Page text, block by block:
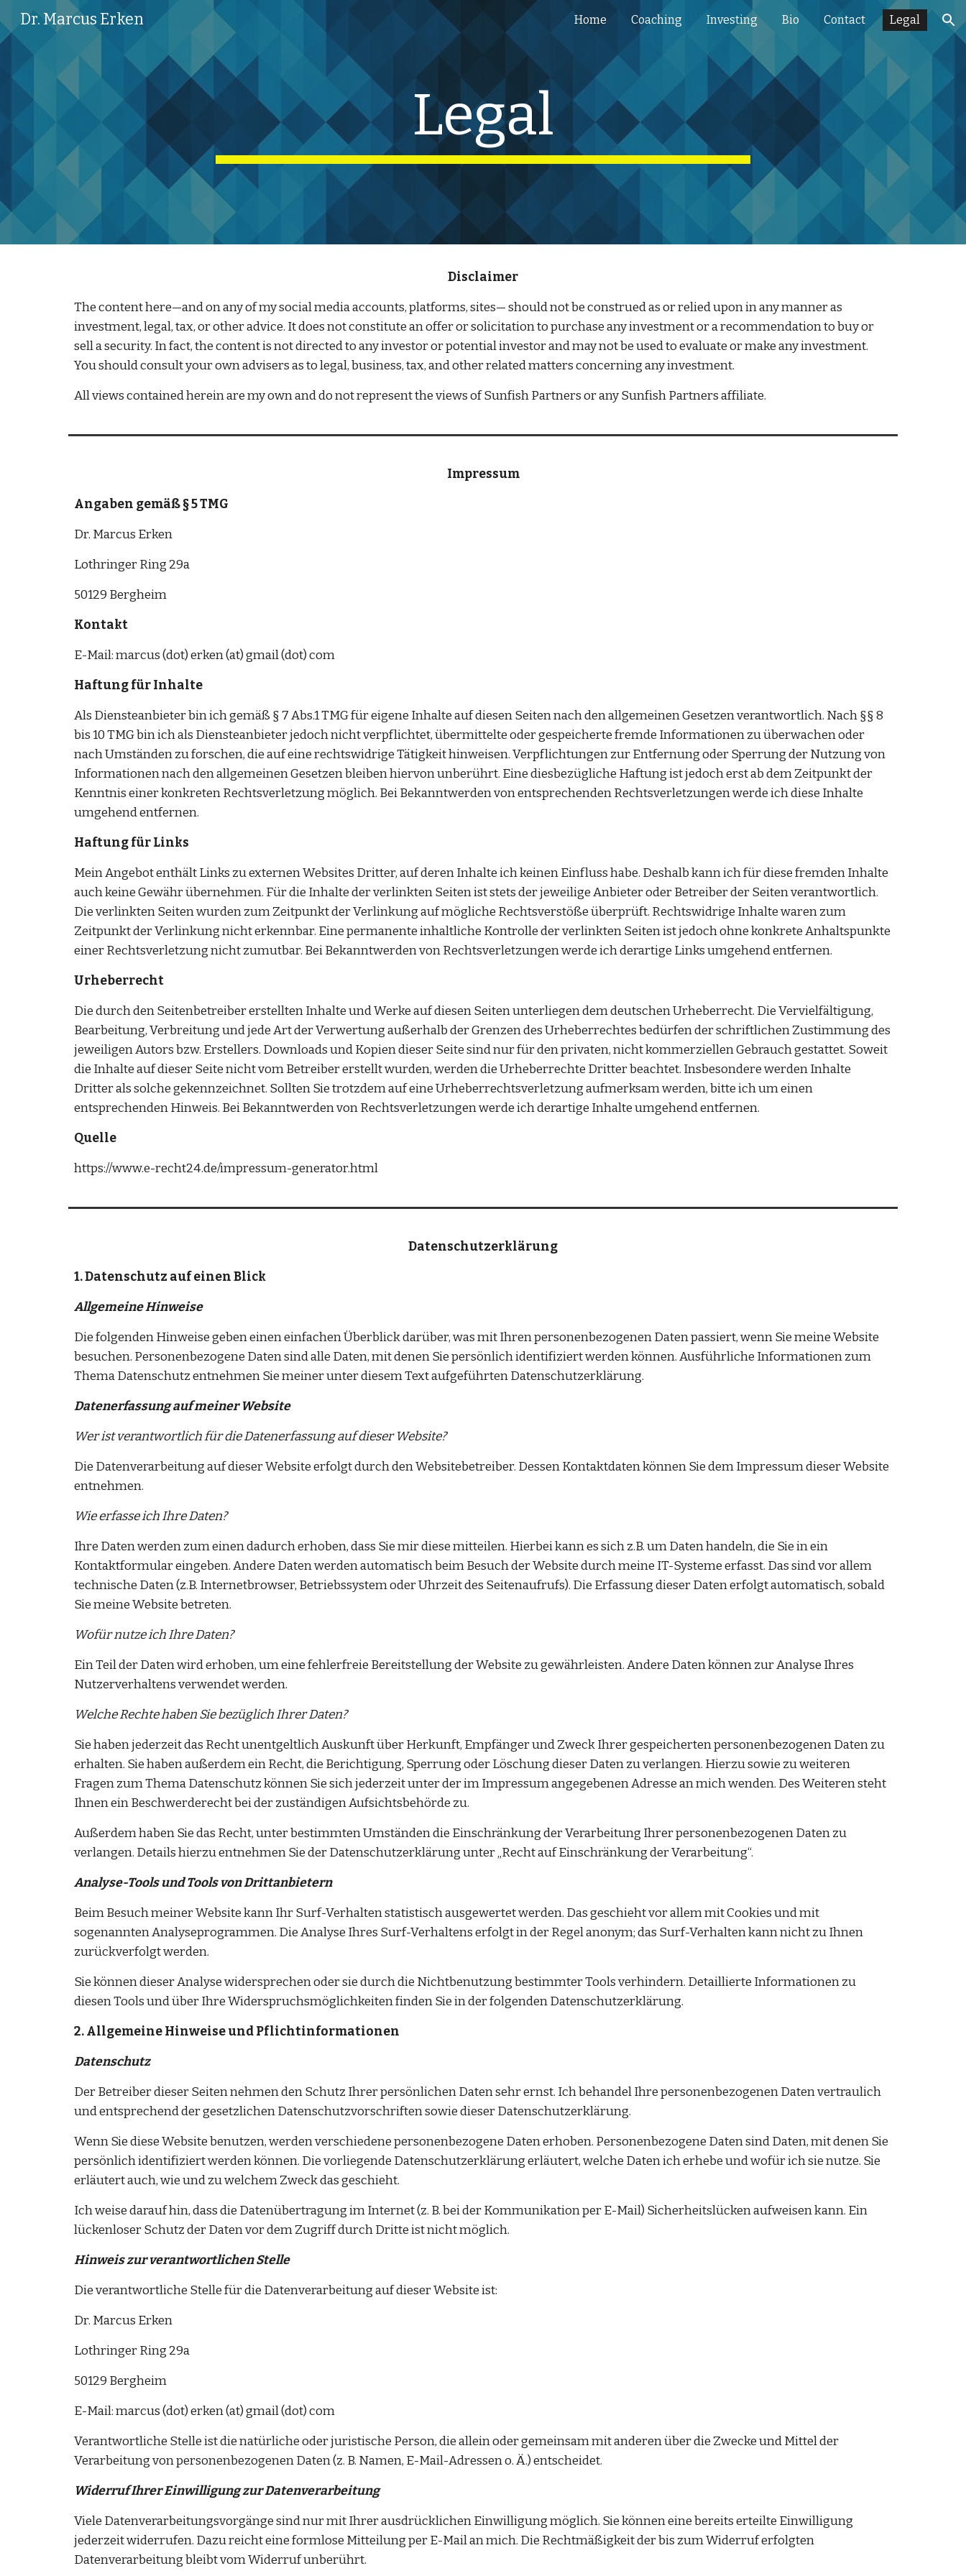
Skip to navigation
Dr. Marcus Erken Home Coaching Investing Bio Contact Legal
Legal
Disclaimer
The content here—and on any of my social media accounts, platforms, sites— should not be construed as or relied upon in any manner as
investment, legal, tax, or other advice. It does not constitute an offer or solicitation to purchase any investment or a recommendation to buy or
sell a security. In fact, the content is not directed to any investor or potential investor and may not be used to evaluate or make any investment.
You should consult your own advisers as to legal, business, tax, and other related matters concerning any investment.
All views contained herein are my own and do not represent the views of Sunfish Partners or any Sunfish Partners affiliate.
Impressum
Angaben gemäß § 5 TMG
Dr. Marcus Erken
Lothringer Ring 29a
50129 Bergheim
Kontakt
E-Mail: marcus (dot) erken (at) gmail (dot) com
Haftung für Inhalte
Als Diensteanbieter bin ich gemäß § 7 Abs.1 TMG für eigene Inhalte auf diesen Seiten nach den allgemeinen Gesetzen verantwortlich. Nach §§ 8
bis 10 TMG bin ich als Diensteanbieter jedoch nicht verpflichtet, übermittelte oder gespeicherte fremde Informationen zu überwachen oder
nach Umständen zu forschen, die auf eine rechtswidrige Tätigkeit hinweisen. Verpflichtungen zur Entfernung oder Sperrung der Nutzung von
Informationen nach den allgemeinen Gesetzen bleiben hiervon unberührt. Eine diesbezügliche Haftung ist jedoch erst ab dem Zeitpunkt der
Kenntnis einer konkreten Rechtsverletzung möglich. Bei Bekanntwerden von entsprechenden Rechtsverletzungen werde ich diese Inhalte
umgehend entfernen.
Haftung für Links
Mein Angebot enthält Links zu externen Websites Dritter, auf deren Inhalte ich keinen Einfluss habe. Deshalb kann ich für diese fremden Inhalte
auch keine Gewähr übernehmen. Für die Inhalte der verlinkten Seiten ist stets der jeweilige Anbieter oder Betreiber der Seiten verantwortlich.
Die verlinkten Seiten wurden zum Zeitpunkt der Verlinkung auf mögliche Rechtsverstöße überprüft. Rechtswidrige Inhalte waren zum
Zeitpunkt der Verlinkung nicht erkennbar. Eine permanente inhaltliche Kontrolle der verlinkten Seiten ist jedoch ohne konkrete Anhaltspunkte
einer Rechtsverletzung nicht zumutbar. Bei Bekanntwerden von Rechtsverletzungen werde ich derartige Links umgehend entfernen.
Urheberrecht
Die durch den Seitenbetreiber erstellten Inhalte und Werke auf diesen Seiten unterliegen dem deutschen Urheberrecht. Die Vervielfältigung,
Bearbeitung, Verbreitung und jede Art der Verwertung außerhalb der Grenzen des Urheberrechtes bedürfen der schriftlichen Zustimmung des
jeweiligen Autors bzw. Erstellers. Downloads und Kopien dieser Seite sind nur für den privaten, nicht kommerziellen Gebrauch gestattet. Soweit
die Inhalte auf dieser Seite nicht vom Betreiber erstellt wurden, werden die Urheberrechte Dritter beachtet. Insbesondere werden Inhalte
Dritter als solche gekennzeichnet. Sollten Sie trotzdem auf eine Urheberrechtsverletzung aufmerksam werden, bitte ich um einen
entsprechenden Hinweis. Bei Bekanntwerden von Rechtsverletzungen werde ich derartige Inhalte umgehend entfernen.
Quelle
https://www.e-recht24.de/impressum-generator.html
Datenschutzerklärung
1. Datenschutz auf einen Blick
Allgemeine Hinweise
Die folgenden Hinweise geben einen einfachen Überblick darüber, was mit Ihren personenbezogenen Daten passiert, wenn Sie meine Website
besuchen. Personenbezogene Daten sind alle Daten, mit denen Sie persönlich identifiziert werden können. Ausführliche Informationen zum
Thema Datenschutz entnehmen Sie meiner unter diesem Text aufgeführten Datenschutzerklärung.
Datenerfassung auf meiner Website
Wer ist verantwortlich für die Datenerfassung auf dieser Website?
Die Datenverarbeitung auf dieser Website erfolgt durch den Websitebetreiber. Dessen Kontaktdaten können Sie dem Impressum dieser Website
entnehmen.
Wie erfasse ich Ihre Daten?
Ihre Daten werden zum einen dadurch erhoben, dass Sie mir diese mitteilen. Hierbei kann es sich z.B. um Daten handeln, die Sie in ein
Kontaktformular eingeben. Andere Daten werden automatisch beim Besuch der Website durch meine IT-Systeme erfasst. Das sind vor allem
technische Daten (z.B. Internetbrowser, Betriebssystem oder Uhrzeit des Seitenaufrufs). Die Erfassung dieser Daten erfolgt automatisch, sobald
Sie meine Website betreten.
Wofür nutze ich Ihre Daten?
Ein Teil der Daten wird erhoben, um eine fehlerfreie Bereitstellung der Website zu gewährleisten. Andere Daten können zur Analyse Ihres
Nutzerverhaltens verwendet werden.
Welche Rechte haben Sie bezüglich Ihrer Daten?
Sie haben jederzeit das Recht unentgeltlich Auskunft über Herkunft, Empfänger und Zweck Ihrer gespeicherten personenbezogenen Daten zu
erhalten. Sie haben außerdem ein Recht, die Berichtigung, Sperrung oder Löschung dieser Daten zu verlangen. Hierzu sowie zu weiteren
Fragen zum Thema Datenschutz können Sie sich jederzeit unter der im Impressum angegebenen Adresse an mich wenden. Des Weiteren steht
Ihnen ein Beschwerderecht bei der zuständigen Aufsichtsbehörde zu.
Außerdem haben Sie das Recht, unter bestimmten Umständen die Einschränkung der Verarbeitung Ihrer personenbezogenen Daten zu
verlangen. Details hierzu entnehmen Sie der Datenschutzerklärung unter „Recht auf Einschränkung der Verarbeitung“.
Analyse-Tools und Tools von Drittanbietern
Beim Besuch meiner Website kann Ihr Surf-Verhalten statistisch ausgewertet werden. Das geschieht vor allem mit Cookies und mit
sogenannten Analyseprogrammen. Die Analyse Ihres Surf-Verhaltens erfolgt in der Regel anonym; das Surf-Verhalten kann nicht zu Ihnen
zurückverfolgt werden.
Sie können dieser Analyse widersprechen oder sie durch die Nichtbenutzung bestimmter Tools verhindern. Detaillierte Informationen zu
diesen Tools und über Ihre Widerspruchsmöglichkeiten finden Sie in der folgenden Datenschutzerklärung.
2. Allgemeine Hinweise und Pflichtinformationen
Datenschutz
Der Betreiber dieser Seiten nehmen den Schutz Ihrer persönlichen Daten sehr ernst. Ich behandel Ihre personenbezogenen Daten vertraulich
und entsprechend der gesetzlichen Datenschutzvorschriften sowie dieser Datenschutzerklärung.
Wenn Sie diese Website benutzen, werden verschiedene personenbezogene Daten erhoben. Personenbezogene Daten sind Daten, mit denen Sie
persönlich identifiziert werden können. Die vorliegende Datenschutzerklärung erläutert, welche Daten ich erhebe und wofür ich sie nutze. Sie
erläutert auch, wie und zu welchem Zweck das geschieht.
Ich weise darauf hin, dass die Datenübertragung im Internet (z. B. bei der Kommunikation per E-Mail) Sicherheitslücken aufweisen kann. Ein
lückenloser Schutz der Daten vor dem Zugriff durch Dritte ist nicht möglich.
Hinweis zur verantwortlichen Stelle
Die verantwortliche Stelle für die Datenverarbeitung auf dieser Website ist:
Dr. Marcus Erken
Lothringer Ring 29a
50129 Bergheim
E-Mail: marcus (dot) erken (at) gmail (dot) com
Verantwortliche Stelle ist die natürliche oder juristische Person, die allein oder gemeinsam mit anderen über die Zwecke und Mittel der
Verarbeitung von personenbezogenen Daten (z. B. Namen, E-Mail-Adressen o. Ä.) entscheidet.
Widerruf Ihrer Einwilligung zur Datenverarbeitung
Viele Datenverarbeitungsvorgänge sind nur mit Ihrer ausdrücklichen Einwilligung möglich. Sie können eine bereits erteilte Einwilligung
jederzeit widerrufen. Dazu reicht eine formlose Mitteilung per E-Mail an mich. Die Rechtmäßigkeit der bis zum Widerruf erfolgten
Datenverarbeitung bleibt vom Widerruf unberührt.